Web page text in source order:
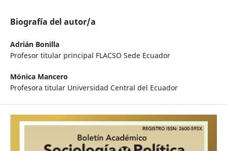
Biografía del autor/a
Adrián Bonilla
Profesor titular principal FLACSO Sede Ecuador
Mónica Mancero
Profesora titular Universidad Central del Ecuador